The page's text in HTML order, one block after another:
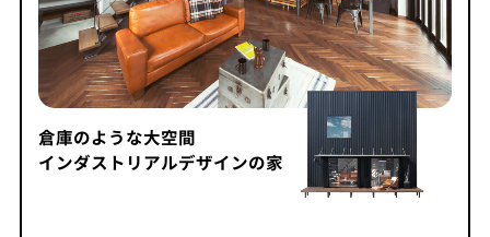
倉庫のような大空間
インダストリアルデザインの家